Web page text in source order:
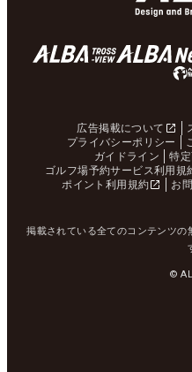
広告掲載について
プライバシーポリシー
ガイドライン
特
ゴルフ場予約サービス利用規
ポイント利用規約
お
掲載されている全てのコンテンツの
©